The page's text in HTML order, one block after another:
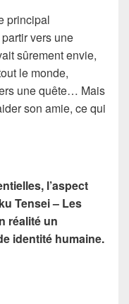
principal
vers une
sûrement envie,
le monde,
une quête… Mais
son amie, ce qui
l’aspect
Tensei – Les
réalité un
identité humaine.